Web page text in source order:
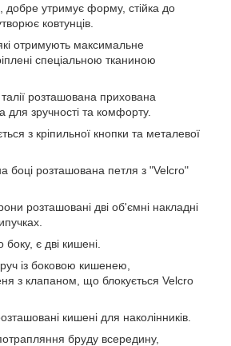
добре утримує форму, стійка до
ковтунців.
отримують максимальне
спеціальною тканиною
талії розташована прихована
для зручності та комфорту.
з кріпильної кнопки та металевої
боці розташована петля з "Velcro"
розташовані дві об'ємні накладні
є дві кишені.
із боковою кишенею,
з клапаном, що блокується Velcro
кишені для наколінників.
бруду всередину,